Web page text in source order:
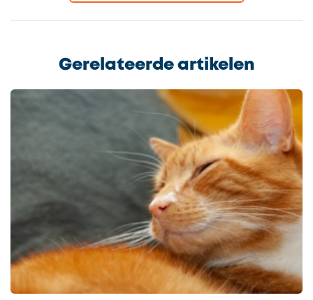
Gerelateerde artikelen